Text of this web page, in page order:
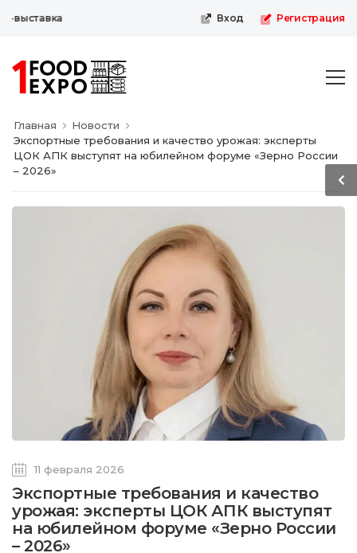
Вход Регистрация
Главная
Новости
Экспортные требования и качество урожая: эксперты
ЦОК АПК выступят на юбилейном форуме «Зерно России
– 2026»
11 февраля 2026
Экспортные требования и качество
урожая: эксперты ЦОК АПК выступят
на юбилейном форуме «Зерно России
– 2026»